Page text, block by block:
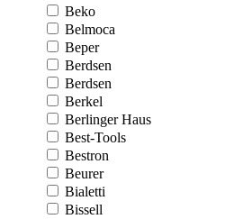
Beko
Belmoca
Beper
Berdsen
Berdsen
Berkel
Berlinger Haus
Best-Tools
Bestron
Beurer
Bialetti
Bissell